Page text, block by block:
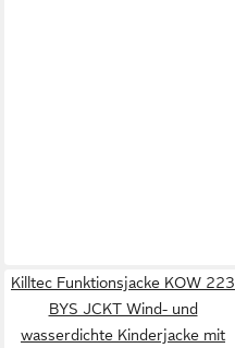
Killtec Funktionsjacke KOW 223
BYS JCKT Wind- und
wasserdichte Kinderjacke mit